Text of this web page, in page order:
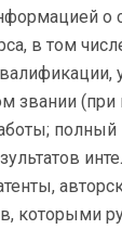
о
в том
звании (при
полный
которыми